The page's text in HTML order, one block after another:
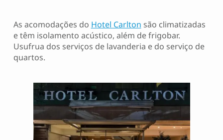
As acomodações do Hotel Carlton são climatizadas
e têm isolamento acústico, além de frigobar.
Usufrua dos serviços de lavanderia e do serviço de
quartos.